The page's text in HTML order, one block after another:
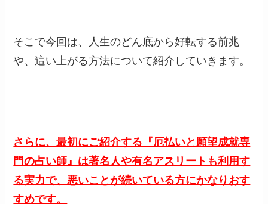
そこで今回は、人生のどん底から好転する前兆
や、這い上がる方法について紹介していきます。
さらに、最初にご紹介する『厄払いと願望成就専
門の占い師』は著名人や有名アスリートも利用す
る実力で、悪いことが続いている方にかなりおす
すめです。